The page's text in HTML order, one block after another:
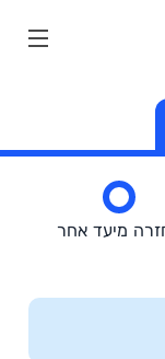
מיעד אחר